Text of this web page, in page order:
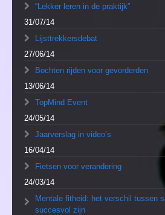
“Lekker leren in de praktijk”
31/07/14
Lijsttrekkersdebat
27/06/14
Bochten rijden voor gevorderden
13/06/14
TopMind Event
24/05/14
Jaarverslag in video’s
16/04/14
Fietsen voor verandering
24/03/14
Mentale fitheid: het verschil tussen
succesvol zijn